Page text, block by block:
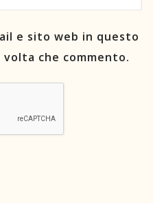
e sito web in questo
che commento.